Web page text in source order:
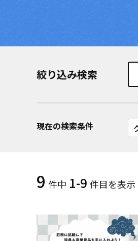
絞り込み検索
現在の検索条件
9 件中 1-9 件目を表示